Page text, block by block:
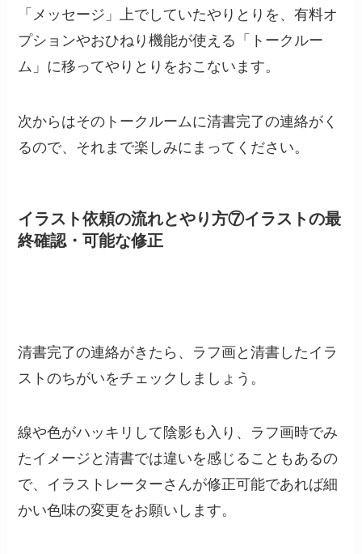
「メッセージ」上でしていたやりとりを、有料オ
プションやおひねり機能が使える「トークルー
ム」に移ってやりとりをおこないます。
次からはそのトークルームに清書完了の連絡がく
るので、それまで楽しみにまってください。
イラスト依頼の流れとやり方⑦イラストの最
終確認・可能な修正
清書完了の連絡がきたら、ラフ画と清書したイラ
ストのちがいをチェックしましょう。
線や色がハッキリして陰影も入り、ラフ画時でみ
たイメージと清書では違いを感じることもあるの
で、イラストレーターさんが修正可能であれば細
かい色味の変更をお願いします。